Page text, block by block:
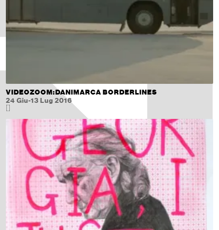
VIDEOZOOM:DANIMARCA BORDERLINES
24 Giu-13 Lug 2016
[]